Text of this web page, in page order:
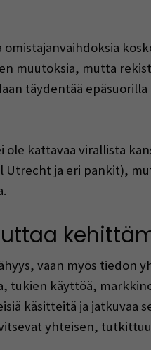
omistajanvaihdoksia
muutoksia, mutta
täydentää
ole kattavaa virallista
Utrecht ja eri pankit),
vaan myös tiedon
tukien käyttöä,
käsitteitä ja jatkuvaa
yhteisen,